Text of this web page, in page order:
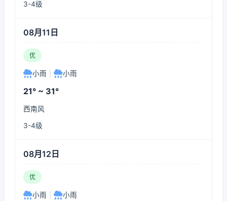
3-4级
08月11日
优
小雨 小雨
21° ~ 31°
西南风
3-4级
08月12日
优
小雨 小雨